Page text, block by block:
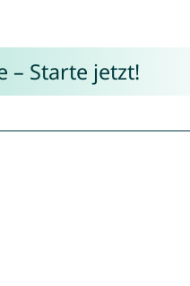
– Starte jetzt!